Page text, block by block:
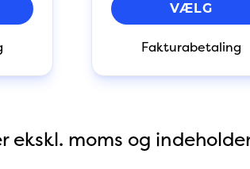
VÆLG
Fakturabetaling
ekskl. moms og